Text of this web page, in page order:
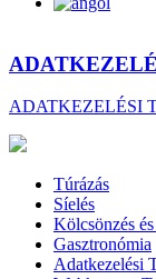
ADATKEZELÉSI
Túrázás
Síelés
Kölcsönzés
Gasztronómia
Adatkezelési